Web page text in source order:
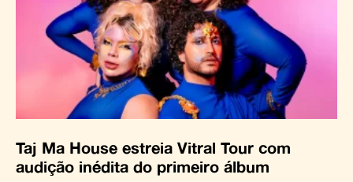
Taj Ma House estreia Vitral Tour com
audição inédita do primeiro álbum